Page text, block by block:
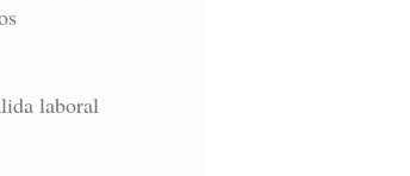
laboral